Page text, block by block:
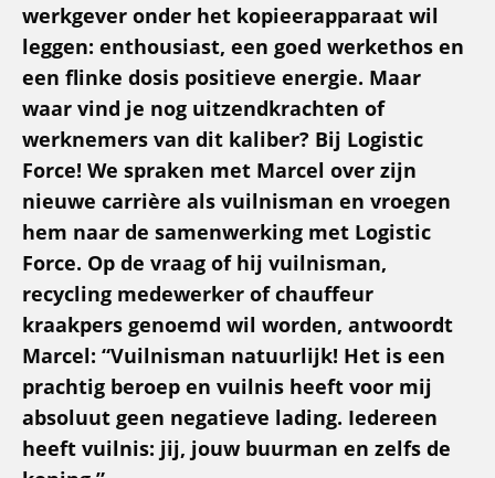
werkgever onder het kopieerapparaat wil
leggen: enthousiast, een goed werkethos en
een flinke dosis positieve energie. Maar
waar vind je nog uitzendkrachten of
werknemers van dit kaliber? Bij Logistic
Force! We spraken met Marcel over zijn
nieuwe carrière als vuilnisman en vroegen
hem naar de samenwerking met Logistic
Force. Op de vraag of hij vuilnisman,
recycling medewerker of chauffeur
kraakpers genoemd wil worden, antwoordt
Marcel: “Vuilnisman natuurlijk! Het is een
prachtig beroep en vuilnis heeft voor mij
absoluut geen negatieve lading. Iedereen
heeft vuilnis: jij, jouw buurman en zelfs de